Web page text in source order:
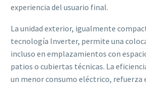
experiencia del usuario final.
La unidad exterior, igualmente
tecnología Inverter, permite una
incluso en emplazamientos con
patios o cubiertas técnicas. La
un menor consumo eléctrico, refuerza